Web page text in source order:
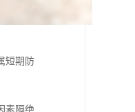
短期防
素隔绝